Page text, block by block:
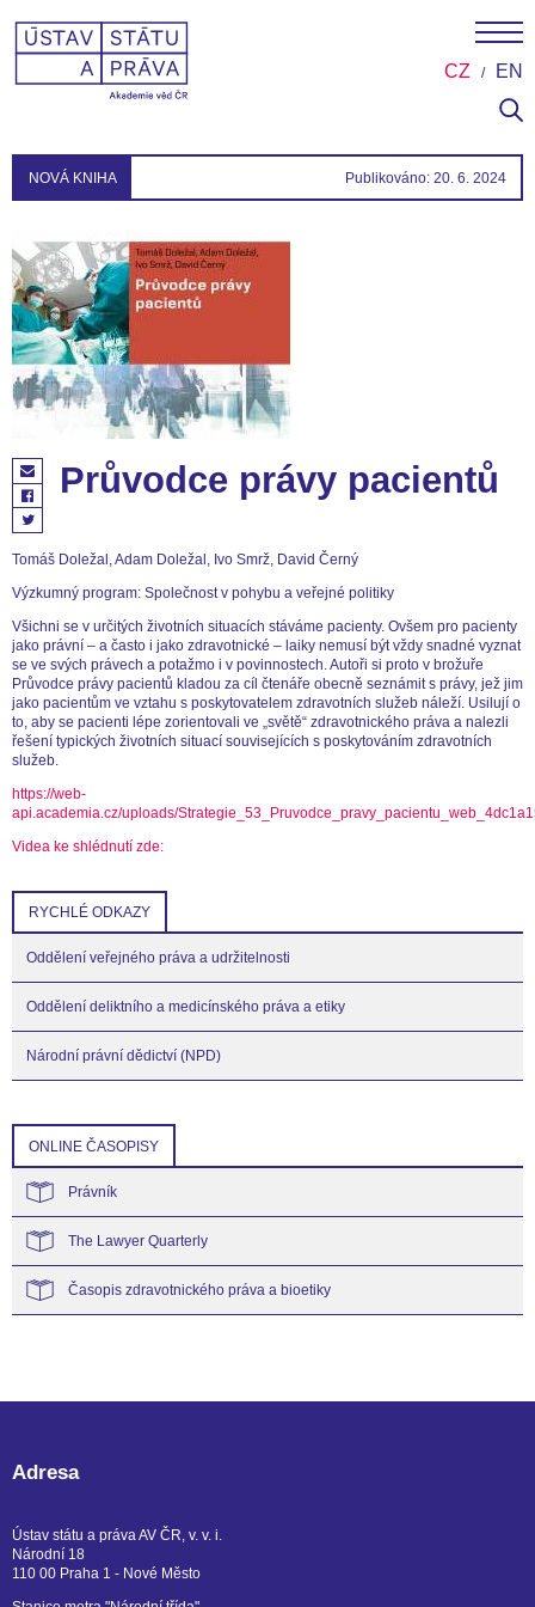
CZ EN
NOVÁ KNIHA Publikováno: 20. 6. 2024
Průvodce právy pacientů
Tomáš Doležal, Adam Doležal, Ivo Smrž, David Černý
Výzkumný program: Společnost v pohybu a veřejné politiky
Všichni se v určitých životních situacích stáváme pacienty. Ovšem pro pacienty
jako právní – a často i jako zdravotnické – laiky nemusí být vždy snadné vyznat
se ve svých právech a potažmo i v povinnostech. Autoři si proto v brožuře
Průvodce právy pacientů kladou za cíl čtenáře obecně seznámit s právy, jež jim
jako pacientům ve vztahu s poskytovatelem zdravotních služeb náleží. Usilují o
to, aby se pacienti lépe zorientovali ve „světě“ zdravotnického práva a nalezli
řešení typických životních situací souvisejících s poskytováním zdravotních
služeb.
https://web-
api.academia.cz/uploads/
Videa ke shlédnutí zde:
RYCHLÉ ODKAZY
Oddělení veřejného práva a udržitelnosti
Oddělení deliktního a medicínského práva a etiky
Národní právní dědictví (NPD)
ONLINE ČASOPISY
Právník
The Lawyer Quarterly
Časopis zdravotnického práva a bioetiky
Adresa
Ústav státu a práva AV ČR, v. v. i.
Národní 18
110 00 Praha 1 - Nové Město